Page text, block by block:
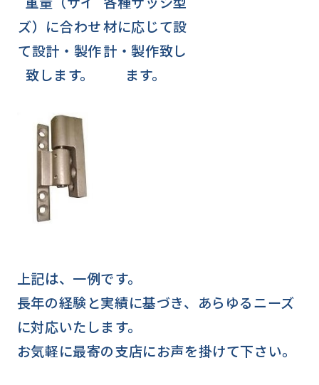
ズ）に合わせ
て設計・製作
致します。
材に応じて設
計・製作致し
ます。
上記は、一例です。
長年の経験と実績に基づき、あらゆるニーズ
に対応いたします。
お気軽に最寄の支店にお声を掛けて下さい。